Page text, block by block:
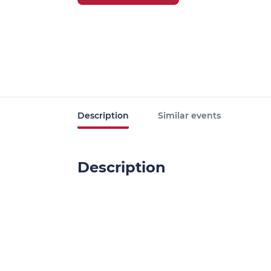
Description Similar events
Description